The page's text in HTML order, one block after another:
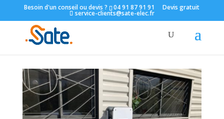
Besoin d'un conseil ou devis ? 04 91 87 91 91 Devis gratuit
service-clients@sate-elec.fr